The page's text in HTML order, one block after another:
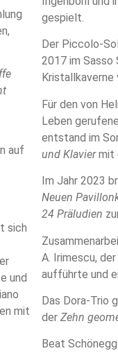
auf
sich
und
mit
gespielt.
Der Piccolo-
2017 im Sasso
Für den von
Leben
entstand im
und Klaviermit
Im Jahr 2023
Neuen
24 Präludien
A. Irimescu,
aufführte und
Das Dora-Trio
der Zehn
Beat